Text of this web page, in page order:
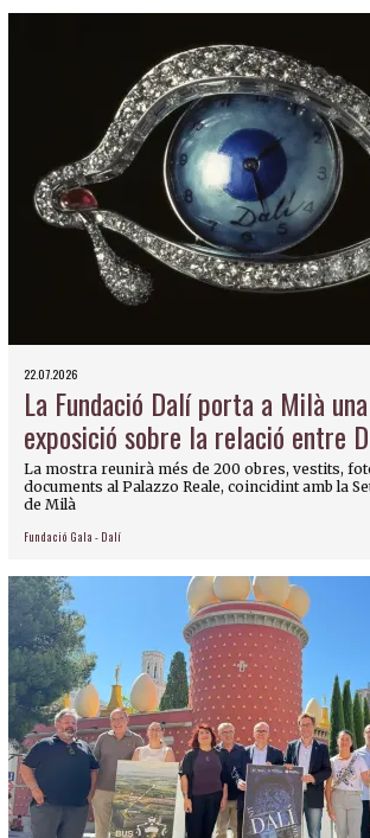
22.07.2026
La Fundació Dalí porta a Milà
exposició sobre la relació entre
La mostra reunirà més de 200 obres, vestits,
documents al Palazzo Reale, coincidint amb la
de Milà
Fundació Gala - Dalí